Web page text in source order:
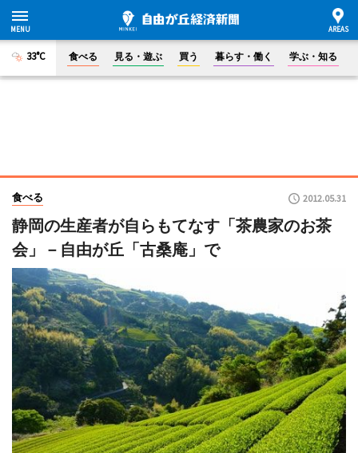
33°C 食べる 見る・遊ぶ 買う 暮らす・働く 学ぶ・知る
食べる 2012.05.31
静岡の生産者が自らもてなす「茶農家のお茶
会」－自由が丘「古桑庵」で